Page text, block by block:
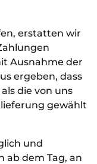
erstatten wir
Ausnahme der
ergeben, dass
die von uns
gewählt
und
ab dem Tag, an